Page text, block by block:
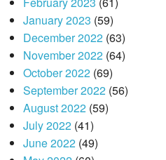
January 2023 (59)
December 2022(63)
November 2022(64)
October 2022(69)
September 2022(56)
August 2022(59)
July 2022(41)
June 2022(49)